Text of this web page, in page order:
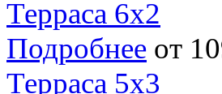
Терраса 6х2
Подробнее от
Терраса 5х3